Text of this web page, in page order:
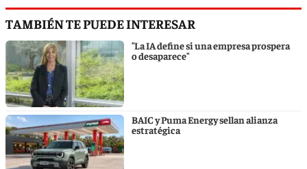
TAMBIÉN TE PUEDE INTERESAR
"La IA define si una empresa prospera
o desaparece"
BAIC y Puma Energy sellan alianza
estratégica